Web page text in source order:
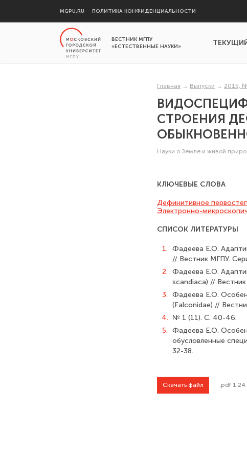
MGPU.RU ПОЛИТИКА КОНФИДЕНЦИАЛЬНОСТИ
ВЕСТНИК МГПУ
«ЕСТЕСТВЕННЫЕ НАУКИ»
Главная → Выпуски → 2015,
СТРОЕНИЯ
Науки о Земле и живой
КЛЮЧЕВЫЕ СЛОВА
Дефинитивное
Электронно-
СПИСОК ЛИТЕРАТУРЫ
1. Фадеева Е.О.
// Вестник МГПУ.
2. Фадеева Е.О.
scandiaca) //
3. Фадеева Е.О.
(Falconidae) //
4. № 1 (11). С. 40-46.
5. Фадеева Е.О.
обусловленные
32-38.
Скачать файл .pdf